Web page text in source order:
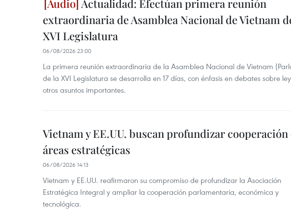
Actualidad: Efectúan primera reunión
extraordinaria de Asamblea Nacional de Vietnam
XVI Legislatura
06/08/2026 23:00
La primera reunión extraordinaria de la Asamblea Nacional de Vietnam
de la XVI Legislatura se desarrolla en 17 días, con énfasis en debates sobre
otros asuntos importantes.
Vietnam y EE.UU. buscan profundizar cooperación
áreas estratégicas
06/08/2026 14:13
Vietnam y EE.UU. reafirmaron su compromiso de profundizar la Asociación
Estratégica Integral y ampliar la cooperación parlamentaria, económica y
tecnológica.